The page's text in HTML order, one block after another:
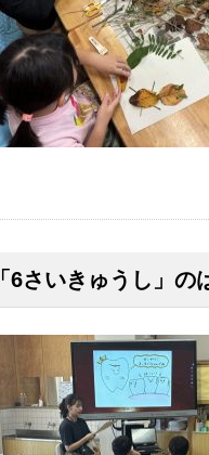
「6さいきゅうし」の